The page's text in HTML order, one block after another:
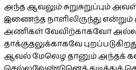
அந்த ஆவலும் சுறுசுறுப்பும்
இணைந்த நாளிலிருந்து
அணிகள் வேவிற்காகவோ
தாக்குதலுக்காகவே
ஆவல் மேலெழ தானும் அந்தக்